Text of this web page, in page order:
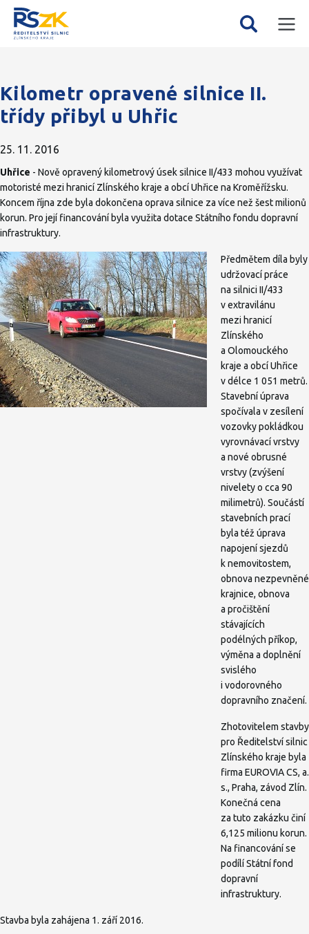
Kilometr opravené silnice II.
třídy přibyl u Uhřic
25. 11. 2016
Uhřice - Nově opravený kilometrový úsek silnice II/433 mohou využívat
motoristé mezi hranicí Zlínského kraje a obcí Uhřice na Kroměřížsku.
Koncem října zde byla dokončena oprava silnice za více než šest milionů
korun. Pro její financování byla využita dotace Státního fondu dopravní
infrastruktury.
Předmětem díla byly
udržovací práce
na silnici II/433
v extravilánu
mezi hranicí
Zlínského
a Olomouckého
kraje a obcí Uhřice
v délce 1 051 metrů.
Stavební úprava
spočívala v zesílení
vozovky pokládkou
vyrovnávací vrstvy
a nové obrusné
vrstvy (zvýšení
nivelety o cca 90
milimetrů). Součástí
stavebních prací
byla též úprava
napojení sjezdů
k nemovitostem,
obnova nezpevněné
krajnice, obnova
a pročištění
stávajících
podélných příkop,
výměna a doplnění
svislého
i vodorovného
dopravního značení.
Zhotovitelem stavby
pro Ředitelství silnic
Zlínského kraje byla
firma EUROVIA CS, a.
s., Praha, závod Zlín.
Konečná cena
za tuto zakázku činí
6,125 milionu korun.
Na financování se
podílí Státní fond
dopravní
infrastruktury.
Stavba byla zahájena 1. září 2016.
Vyhledávání
menu